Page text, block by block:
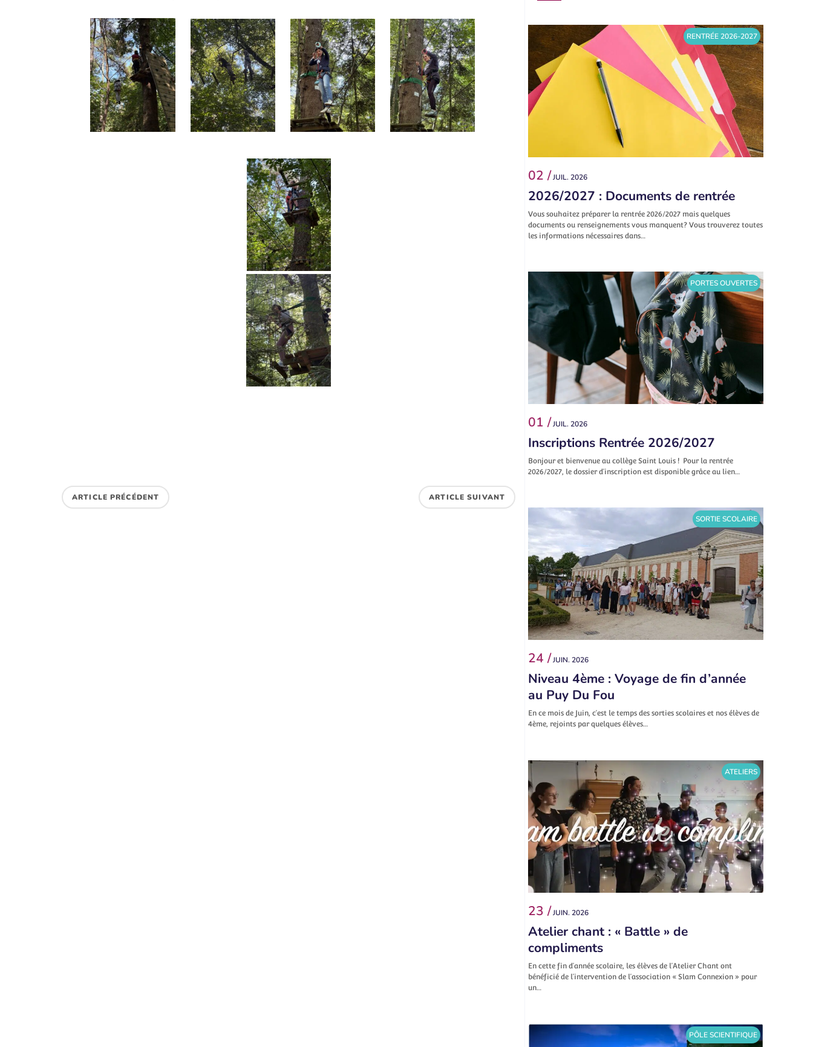
ARTICLE PRÉCÉDENT ARTICLE SUIVANT
RENTRÉE 2026-2027
02 /JUIL. 2026
2026/2027 : Documents de rentrée
Vous souhaitez préparer la rentrée 2026/2027 mais quelques
documents ou renseignements vous manquent? Vous trouverez toutes
les informations nécessaires dans…
PORTES OUVERTES
01 /JUIL. 2026
Inscriptions Rentrée 2026/2027
Bonjour et bienvenue au collège Saint Louis ! Pour la rentrée
2026/2027, le dossier d’inscription est disponible grâce au lien…
SORTIE SCOLAIRE
24 /JUIN. 2026
Niveau 4ème : Voyage de fin d’année
au Puy Du Fou
En ce mois de Juin, c’est le temps des sorties scolaires et nos élèves de
4ème, rejoints par quelques élèves…
ATELIERS
23 /JUIN. 2026
Atelier chant : « Battle » de
compliments
En cette fin d’année scolaire, les élèves de l’Atelier Chant ont
bénéficié de l’intervention de l’association « Slam Connexion » pour
un…
PÔLE SCIENTIFIQUE